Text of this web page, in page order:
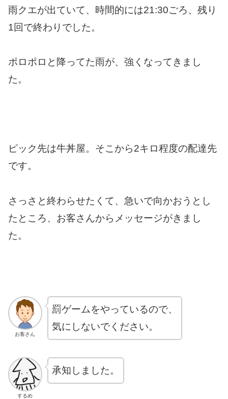
雨クエが出ていて、時間的には21:30ごろ、残り
1回で終わりでした。
ポロポロと降ってた雨が、強くなってきまし
た。
ピック先は牛丼屋。そこから2キロ程度の配達先
です。
さっさと終わらせたくて、急いで向かおうとし
たところ、お客さんからメッセージがきまし
た。
お客さん
罰ゲームをやっているので、
気にしないでください。
するめ
承知しました。